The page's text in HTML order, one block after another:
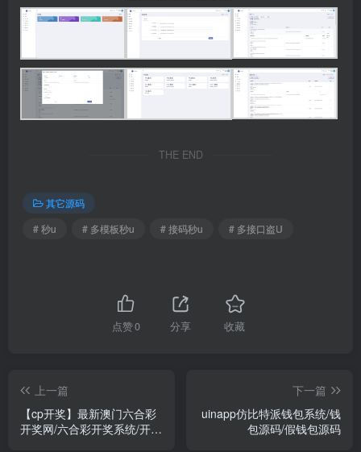
THE END
其它源码
# 秒u
# 多模板秒u # 接码秒u # 多接口盗U
点赞0 分享 收藏
上一篇
【cp开奖】最新澳门六合彩
开奖网/六合彩开奖系统/开奖
下一篇
uinapp仿比特派钱包系统/钱
包源码/假钱包源码